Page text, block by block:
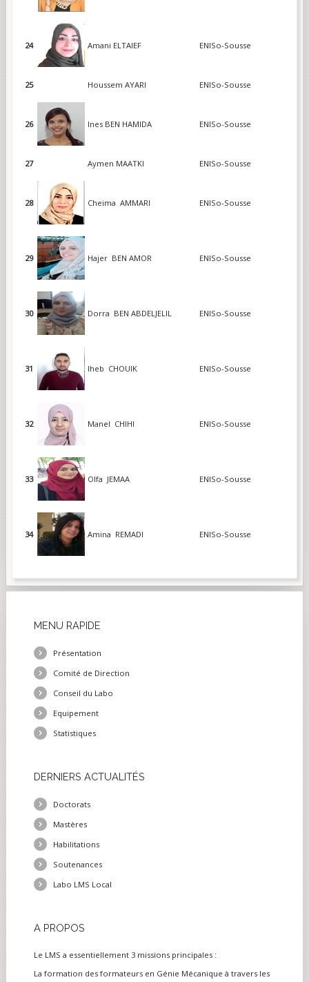
24 Amani ELTAIEF ENISo-Sousse
25 Houssem AYARI ENISo-Sousse
26 Ines BEN HAMIDA ENISo-Sousse
27 Aymen MAATKI ENISo-Sousse
28 Cheima AMMARI ENISo-Sousse
29 Hajer BEN AMOR ENISo-Sousse
30 Dorra BEN ABDELJELIL ENISo-Sousse
31 Iheb CHOUIK ENISo-Sousse
32 Manel CHIHI ENISo-Sousse
33 Olfa JEMAA ENISo-Sousse
34 Amina REMADI ENISo-Sousse
MENU RAPIDE
Présentation
Comité de Direction
Conseil du Labo
Equipement
Statistiques
DERNIERS ACTUALITÉS
Doctorats
Mastères
Habilitations
Soutenances
Labo LMS Local
A PROPOS
Le LMS a essentiellement 3 missions principales :
La formation des formateurs en Génie Mécanique à travers les